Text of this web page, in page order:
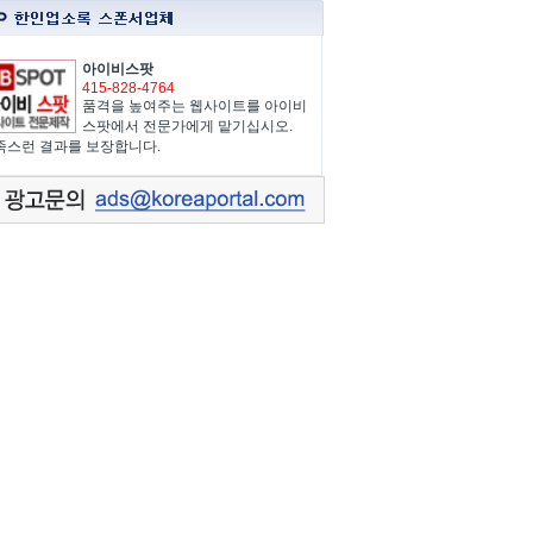
아이비스팟
415-828-4764
품격을 높여주는 웹사이트를 아이비
스팟에서 전문가에게 맡기십시오.
스런 결과를 보장합니다.